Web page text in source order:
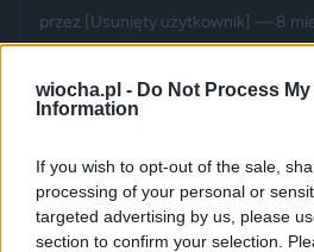
wiocha.pl - Do Not Process My
Information
If you wish to opt-out of the sale,
processing of your personal or
targeted advertising by us, please
section to confirm your selection.
przez [Usunięty użytkownik] — 8